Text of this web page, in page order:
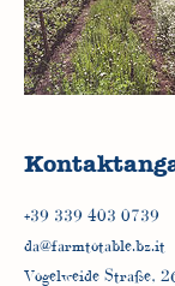
+39 339 403 0739
da@farmtotable.bz.it
Vogelweide Straße,